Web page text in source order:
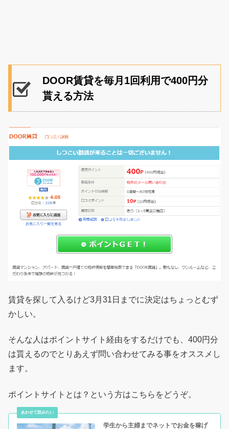
DOOR賃貸を毎月1回利用で400円分
貰える方法
賃貸を探して入るけど3月31日までに決定はちょっとむず
かしい。
そんな人はポイントサイト経由をするだけでも、400円分
は貰えるのでとりあえず問い合わせてみる事をオススメし
ます。
ポイントサイトとは？という方はこちらをどうぞ。
学生から主婦までネットでお金を稼げ